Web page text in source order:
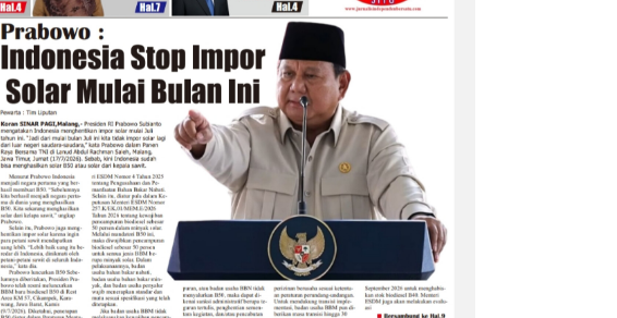
‎Bupati Tekankan Penguatan
Akar Budaya dalam Pembukaan
Ngalaksa 2026